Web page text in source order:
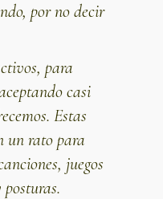
por no decir
para
casi
Estas
un rato para
juegos